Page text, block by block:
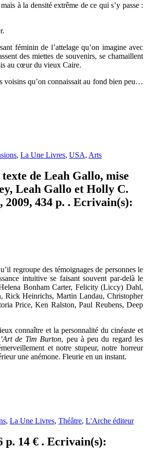
à la densité extrême de ce qui s’y passe :
féminin de l’attelage qu’on imagine avec
des miettes de souvenirs, se chamaillent
au cœur du vieux Caire.
voisins qu’on connaissait au fond bien peu…
, La Une Livres, USA, Arts
de Leah Gallo, mise
Leah Gallo et Holly C.
2009, 434 p. . Ecrivain(s):
regroupe des témoignages de personnes le
intuitive se faisant souvent par-delà le
Bonham Carter, Felicity (Liccy) Dahl,
Rick Heinrichs, Martin Landau, Christopher
Price, Ken Ralston, Paul Reubens, Deep
connaître et la personnalité du cinéaste et
de Tim Burton, peu à peu du regard les
et notre stupeur, notre horreur
une anémone. Fleurie en un instant.
, La Une Livres, Théâtre, L'Arche éditeur
14 € . Ecrivain(s):